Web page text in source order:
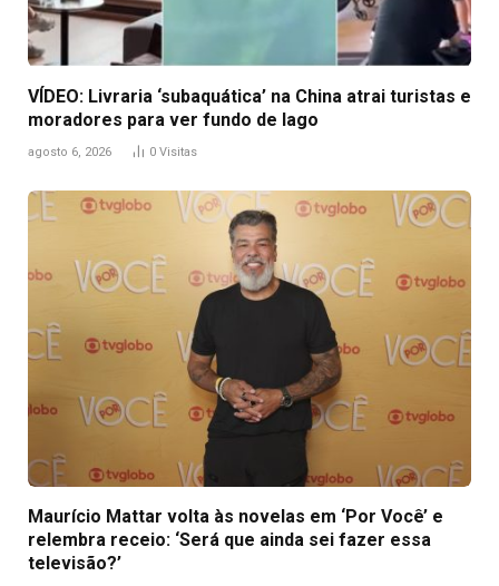
VÍDEO: Livraria ‘subaquática’ na China atrai turistas e
moradores para ver fundo de lago
agosto 6, 2026 0 Visitas
Maurício Mattar volta às novelas em ‘Por Você’ e
relembra receio: ‘Será que ainda sei fazer essa
televisão?’